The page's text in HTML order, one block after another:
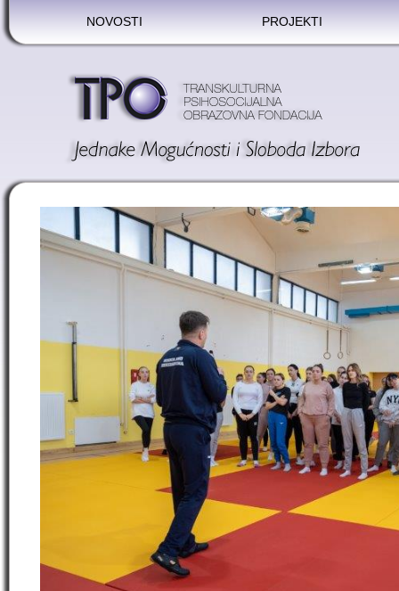
NOVOSTI PROJEKTI